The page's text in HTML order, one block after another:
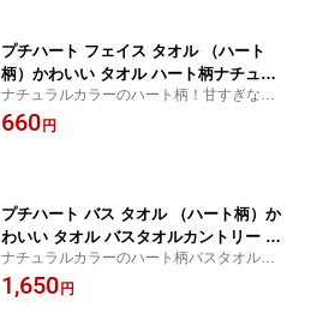
プチハート フェイス タオル （ハート
柄）かわいい タオル ハート柄ナチュラ
ル カントリー 雑貨大人 カワイイ タオ
ル ナチュラル テイスト タオル雑貨 フ
ナチュラルカラーのハート柄！甘すぎない
のがカワイイところ。
660 円
プチハート バス タオル （ハート柄）か
わいい タオル バスタオルカントリー ナ
チュラル ハート柄バスタオル 雑貨 タオ
ル 大人 カワイイ タオルハート バス タ
ナチュラルカラーのハート柄バスタオル！
甘すぎないのがカワイイところ。
1,650 円